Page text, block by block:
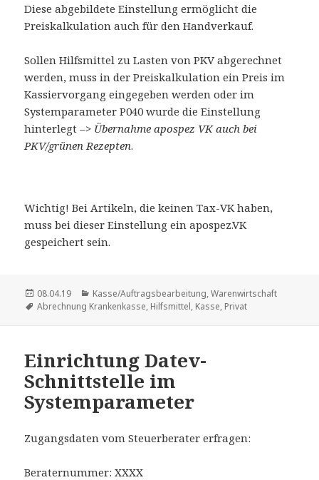
Diese abgebildete Einstellung ermöglicht die
Preiskalkulation auch für den Handverkauf.
Sollen Hilfsmittel zu Lasten von PKV abgerechnet
werden, muss in der Preiskalkulation ein Preis im
Kassiervorgang eingegeben werden oder im
Systemparameter P040 wurde die Einstellung
hinterlegt –> Übernahme apospez VK auch bei
PKV/grünen Rezepten.
Wichtig! Bei Artikeln, die keinen Tax-VK haben,
muss bei dieser Einstellung ein apospez.VK
gespeichert sein.
Veröffentlicht
am
08.04.19 Kategorien
Kasse/Auftragsbearbeitung,Warenwirtschaft
Schlagwörter
Abrechnung Krankenkasse, Hilfsmittel, Kasse, Privat
Einrichtung Datev-
Schnittstelle im
Systemparameter
Zugangsdaten vom Steuerberater erfragen:
Beraternummer: XXXX